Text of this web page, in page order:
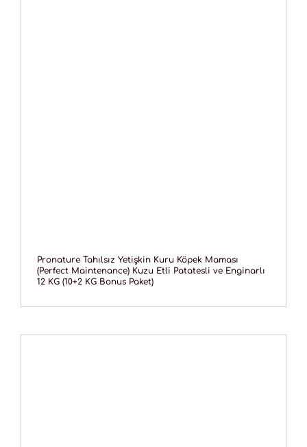
Pronature Tahılsız Yetişkin Kuru Köpek Maması
(Perfect Maintenance) Kuzu Etli Patatesli ve Enginarlı
12 KG (10+2 KG Bonus Paket)